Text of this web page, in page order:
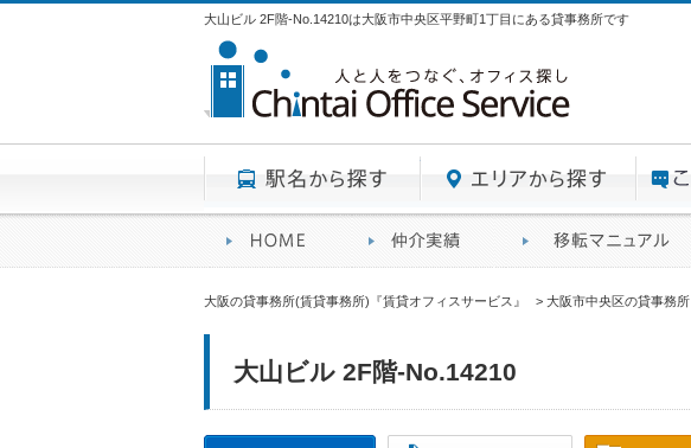
大山ビル 2F階-No.14210は大阪市中央区平野町1丁目にある貸事務所です
大阪の貸事務所(賃貸事務所)『賃貸オフィスサービス』 大阪市中央区の貸事務所
大山ビル 2F階-No.14210